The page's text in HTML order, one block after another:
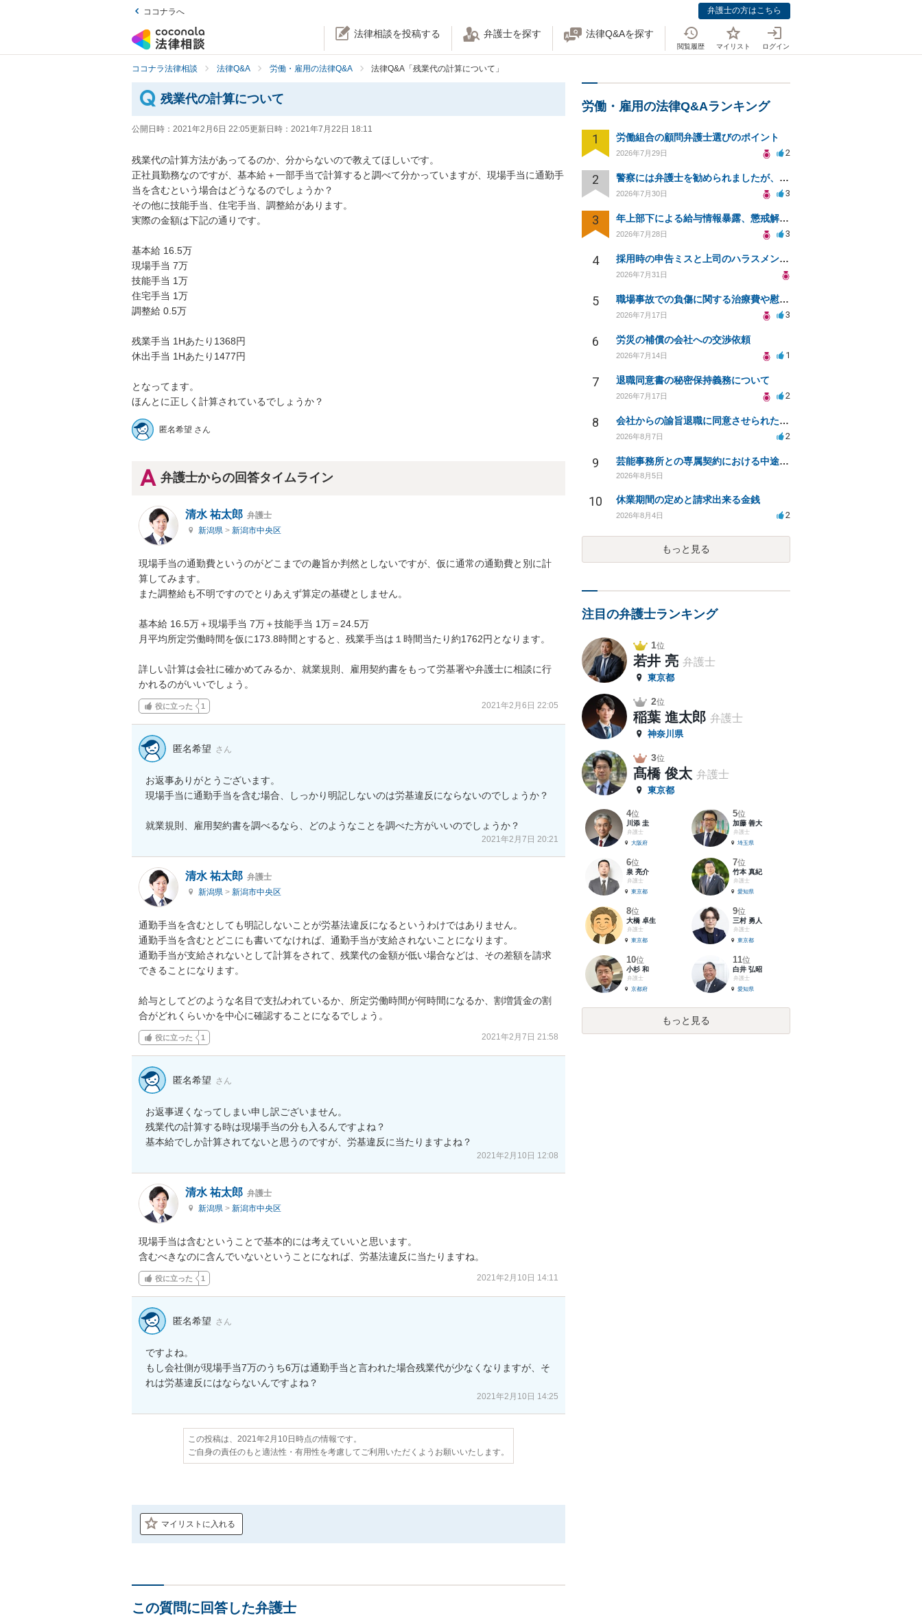
ココナラへ 弁護士の方はこちら
法律相談を投稿する 弁護士を探す 法律Q&Aを探す
閲覧履歴 マイリスト ログイン
ココナラ法律相談 法律Q&A 労働・雇用の法律Q&A 法律Q&A「残業代の計算について」
残業代の計算について
公開日時： 2021年2月6日 22:05更新日時： 2021年7月22日 18:11
残業代の計算方法があってるのか、分からないので教えてほしいです。
正社員勤務なのですが、基本給＋一部手当で計算すると調べて分かっていますが、現場手当に通勤手
当を含むという場合はどうなるのでしょうか？
その他に技能手当、住宅手当、調整給があります。
実際の金額は下記の通りです。
基本給 16.5万
現場手当 7万
技能手当 1万
住宅手当 1万
調整給 0.5万
残業手当 1Hあたり1368円
休出手当 1Hあたり1477円
となってます。
ほんとに正しく計算されているでしょうか？
匿名希望 さん
弁護士からの回答タイムライン
清水 祐太郎 弁護士
新潟県 > 新潟市中央区
現場手当の通勤費というのがどこまでの趣旨か判然としないですが、仮に通常の通勤費と別に計
算してみます。
また調整給も不明ですのでとりあえず算定の基礎としません。
基本給 16.5万＋現場手当 7万＋技能手当 1万＝24.5万
月平均所定労働時間を仮に173.8時間とすると、残業手当は１時間当たり約1762円となります。
詳しい計算は会社に確かめてみるか、就業規則、雇用契約書をもって労基署や弁護士に相談に行
かれるのがいいでしょう。
役に立った 1 2021年2月6日 22:05
匿名希望 さん
お返事ありがとうございます。
現場手当に通勤手当を含む場合、しっかり明記しないのは労基違反にならないのでしょうか？
就業規則、雇用契約書を調べるなら、どのようなことを調べた方がいいのでしょうか？
2021年2月7日 20:21
清水 祐太郎 弁護士
新潟県 > 新潟市中央区
通勤手当を含むとしても明記しないことが労基法違反になるというわけではありません。
通勤手当を含むとどこにも書いてなければ、通勤手当が支給されないことになります。
通勤手当が支給されないとして計算をされて、残業代の金額が低い場合などは、その差額を請求
できることになります。
給与としてどのような名目で支払われているか、所定労働時間が何時間になるか、割増賃金の割
合がどれくらいかを中心に確認することになるでしょう。
役に立った 1 2021年2月7日 21:58
匿名希望 さん
お返事遅くなってしまい申し訳ございません。
残業代の計算する時は現場手当の分も入るんですよね？
基本給でしか計算されてないと思うのですが、労基違反に当たりますよね？
2021年2月10日 12:08
清水 祐太郎 弁護士
新潟県 > 新潟市中央区
現場手当は含むということで基本的には考えていいと思います。
含むべきなのに含んでいないということになれば、労基法違反に当たりますね。
役に立った 1 2021年2月10日 14:11
匿名希望 さん
ですよね。
もし会社側が現場手当7万のうち6万は通勤手当と言われた場合残業代が少なくなりますが、そ
れは労基違反にはならないんですよね？
2021年2月10日 14:25
この投稿は、2021年2月10日時点の情報です。
ご自身の責任のもと適法性・有用性を考慮してご利用いただくようお願いいたします。
マイリストに入れる
この質問に回答した弁護士
労働・雇用の法律Q&Aランキング
1 労働組合の顧問弁護士選びのポイント
2026年7月29日 2
2 警察には弁護士を勧められましたが、費用対効果で依頼をすることを躊躇しています。
2026年7月30日 3
3 年上部下による給与情報暴露、懲戒解雇は可能ですか？
2026年7月28日 3
4 採用時の申告ミスと上司のハラスメント、事前対応は？
2026年7月31日
5 職場事故での負傷に関する治療費や慰謝料の相談について
2026年7月17日 3
6 労災の補償の会社への交渉依頼
2026年7月14日 1
7 退職同意書の秘密保持義務について
2026年7月17日 2
8 会社からの諭旨退職に同意させられたのが正当か不当な処分かどうか教えてほしい
2026年8月7日 2
9 芸能事務所との専属契約における中途解約時の違約金について相談したいです
2026年8月5日
10 休業期間の定めと請求出来る金銭
2026年8月4日 2
もっと見る
注目の弁護士ランキング
1位
若井 亮 弁護士
東京都
2位
稲葉 進太郎 弁護士
神奈川県
3位
髙橋 俊太 弁護士
東京都
4位
川添 圭
弁護士
大阪府
5位
加藤 善大
弁護士
埼玉県
6位
泉 亮介
弁護士
東京都
7位
竹本 真紀
弁護士
愛知県
8位
大橋 卓生
弁護士
東京都
9位
三村 勇人
弁護士
東京都
10位
小杉 和
弁護士
京都府
11位
白井 弘昭
弁護士
愛知県
もっと見る